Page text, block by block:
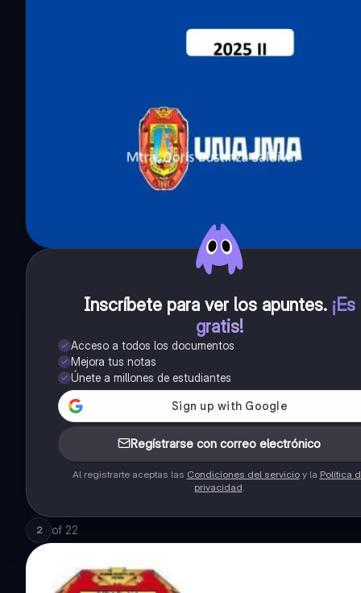
Inscríbete para ver los apuntes. ¡Es
gratis!
Acceso a todos los documentos
Mejora tus notas
Únete a millones de estudiantes
Regístrarse con correo electrónico
Al registrarte aceptas las Condiciones del servicioy la Política
privacidad.
2 of 22